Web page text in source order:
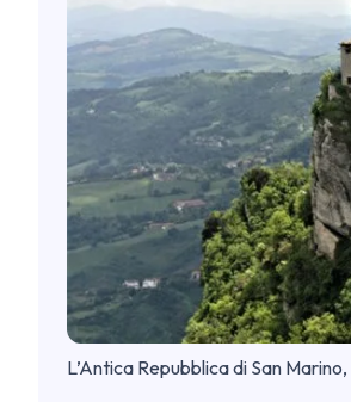
L’Antica Repubblica di San